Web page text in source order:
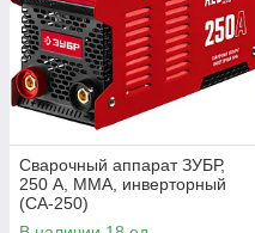
Сварочный аппарат ЗУБР,
250 А, MMA, инверторный
(СА-250)